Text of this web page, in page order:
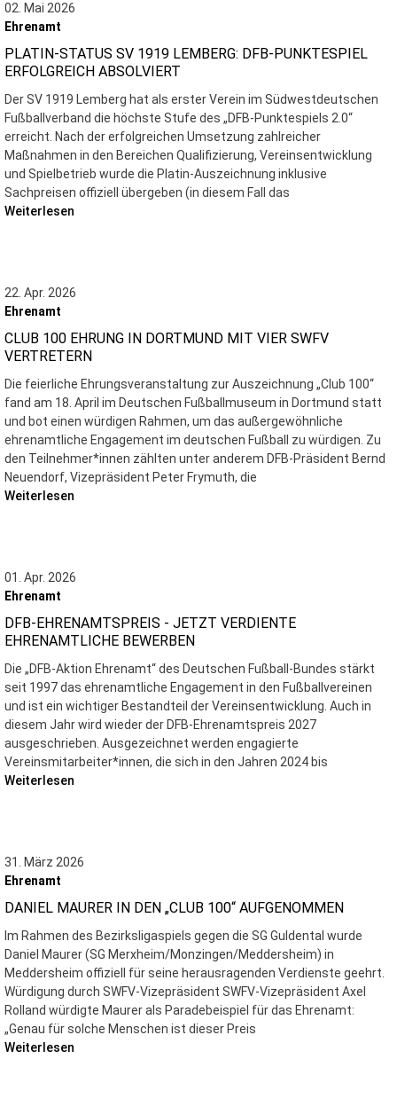
02. Mai 2026
Ehrenamt
PLATIN-STATUS SV 1919 LEMBERG: DFB-PUNKTESPIEL
ERFOLGREICH ABSOLVIERT
Der SV 1919 Lemberg hat als erster Verein im Südwestdeutschen
Fußballverband die höchste Stufe des „DFB-Punktespiels 2.0“
erreicht. Nach der erfolgreichen Umsetzung zahlreicher
Maßnahmen in den Bereichen Qualifizierung, Vereinsentwicklung
und Spielbetrieb wurde die Platin-Auszeichnung inklusive
Sachpreisen offiziell übergeben (in diesem Fall das
Weiterlesen
22. Apr. 2026
Ehrenamt
CLUB 100 EHRUNG IN DORTMUND MIT VIER SWFV
VERTRETERN
Die feierliche Ehrungsveranstaltung zur Auszeichnung „Club 100“
fand am 18. April im Deutschen Fußballmuseum in Dortmund statt
und bot einen würdigen Rahmen, um das außergewöhnliche
ehrenamtliche Engagement im deutschen Fußball zu würdigen. Zu
den Teilnehmer*innen zählten unter anderem DFB-Präsident Bernd
Neuendorf, Vizepräsident Peter Frymuth, die
Weiterlesen
01. Apr. 2026
Ehrenamt
DFB-EHRENAMTSPREIS - JETZT VERDIENTE
EHRENAMTLICHE BEWERBEN
Die „DFB-Aktion Ehrenamt“ des Deutschen Fußball-Bundes stärkt
seit 1997 das ehrenamtliche Engagement in den Fußballvereinen
und ist ein wichtiger Bestandteil der Vereinsentwicklung. Auch in
diesem Jahr wird wieder der DFB-Ehrenamtspreis 2027
ausgeschrieben. Ausgezeichnet werden engagierte
Vereinsmitarbeiter*innen, die sich in den Jahren 2024 bis
Weiterlesen
31. März 2026
Ehrenamt
DANIEL MAURER IN DEN „CLUB 100“ AUFGENOMMEN
Im Rahmen des Bezirksligaspiels gegen die SG Guldental wurde
Daniel Maurer (SG Merxheim/Monzingen/Meddersheim) in
Meddersheim offiziell für seine herausragenden Verdienste geehrt.
Würdigung durch SWFV-Vizepräsident SWFV-Vizepräsident Axel
Rolland würdigte Maurer als Paradebeispiel für das Ehrenamt:
„Genau für solche Menschen ist dieser Preis
Weiterlesen